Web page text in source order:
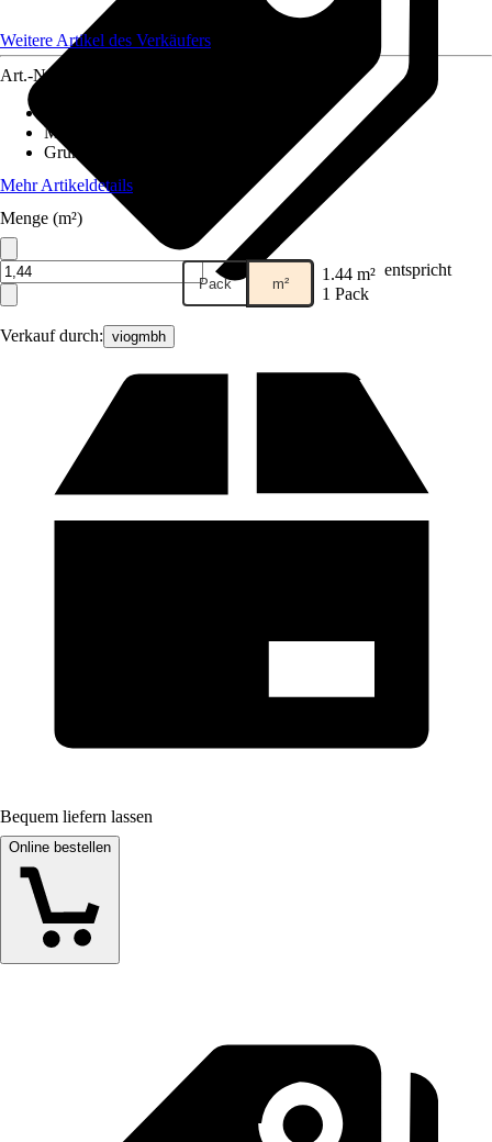
Verkauf durch: viogmbh
Weitere Artikel des Verkäufers
Art.-Nr.
Material
Grundfarbe
Mehr Artikeldetails
Menge (m²)
Pack m² 1.44 m² entspricht
1 Pack
Bequem liefern lassen
Online bestellen